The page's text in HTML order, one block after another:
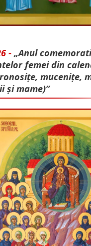
- „Anul
femei din
mu­cenițe,
și mame)”